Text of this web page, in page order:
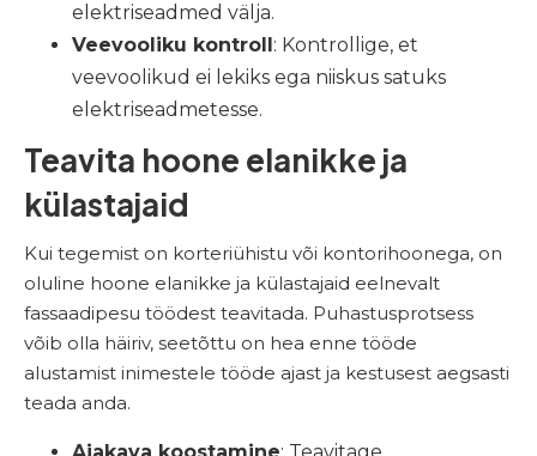
elektriseadmed välja.
Veevooliku kontroll : Kontrollige, et
veevoolikud ei lekiks ega niiskus satuks
elektriseadmetesse.
Teavita hoone elanikke ja
külastajaid
Kui tegemist on korteriühistu või kontorihoonega, on
oluline hoone elanikke ja külastajaid eelnevalt
fassaadipesu töödest teavitada. Puhastusprotsess
võib olla häiriv, seetõttu on hea enne tööde
alustamist inimestele tööde ajast ja kestusest aegsasti
teada anda.